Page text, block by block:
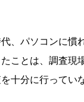
、パソコンに慣
ことは、調査現
十分に行ってい